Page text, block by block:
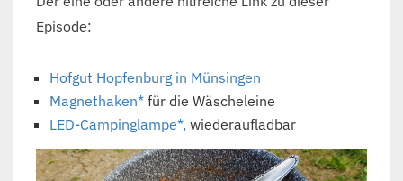
Episode:
Hofgut Hopfenburg in Münsingen
Magnethaken* für die Wäscheleine
LED-Campinglampe*, wiederaufladbar